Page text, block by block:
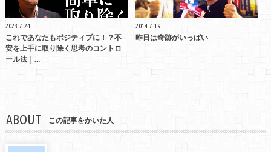
2023.7.24
これであなたもポジティブに！？不
安を上手に取り除く思考のコントロ
ール法｜…
2014.7.19
昨日は奇跡がいっぱい
ABOUT この記事をかいた人